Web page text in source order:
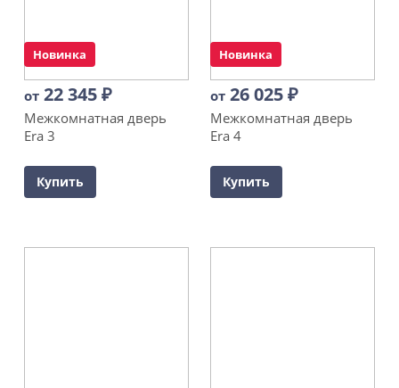
Новинка
от 22 345₽
Межкомнатная дверь
Era 3
Купить
Новинка
от 26 025₽
Межкомнатная дверь
Era 4
Купить